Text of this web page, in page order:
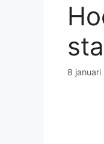
8